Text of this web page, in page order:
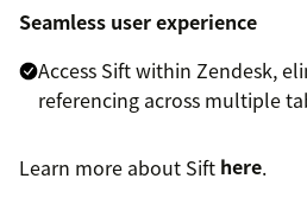
Seamless user experience
Access Sift within Zendesk,
referencing across multiple
Learn more about Sift here.